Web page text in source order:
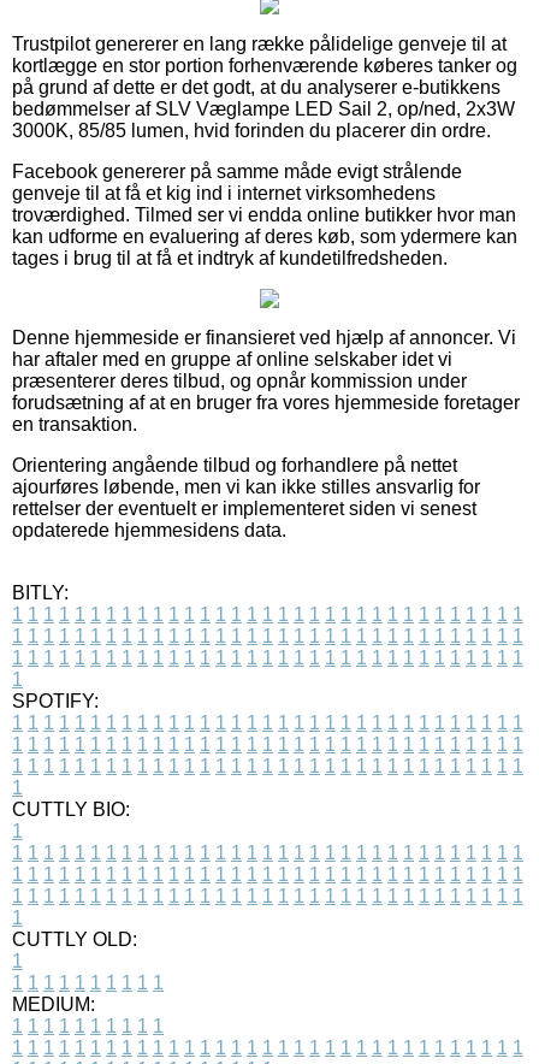
Trustpilot genererer en lang række pålidelige genveje til at
kortlægge en stor portion forhenværende køberes tanker og
på grund af dette er det godt, at du analyserer e-butikkens
bedømmelser af SLV Væglampe LED Sail 2, op/ned, 2x3W
3000K, 85/85 lumen, hvid forinden du placerer din ordre.
Facebook genererer på samme måde evigt strålende
genveje til at få et kig ind i internet virksomhedens
troværdighed. Tilmed ser vi endda online butikker hvor man
kan udforme en evaluering af deres køb, som ydermere kan
tages i brug til at få et indtryk af kundetilfredsheden.
Denne hjemmeside er finansieret ved hjælp af annoncer. Vi
har aftaler med en gruppe af online selskaber idet vi
præsenterer deres tilbud, og opnår kommission under
forudsætning af at en bruger fra vores hjemmeside foretager
en transaktion.
Orientering angående tilbud og forhandlere på nettet
ajourføres løbende, men vi kan ikke stilles ansvarlig for
rettelser der eventuelt er implementeret siden vi senest
opdaterede hjemmesidens data.
BITLY:
1 1 1 1 1 1 1 1 1 1 1 1 1 1 1 1 1 1 1 1 1 1 1 1 1 1 1 1 1 1 1 1 1
1 1 1 1 1 1 1 1 1 1 1 1 1 1 1 1 1 1 1 1 1 1 1 1 1 1 1 1 1 1 1 1 1
1 1 1 1 1 1 1 1 1 1 1 1 1 1 1 1 1 1 1 1 1 1 1 1 1 1 1 1 1 1 1 1 1
1
SPOTIFY:
1 1 1 1 1 1 1 1 1 1 1 1 1 1 1 1 1 1 1 1 1 1 1 1 1 1 1 1 1 1 1 1 1
1 1 1 1 1 1 1 1 1 1 1 1 1 1 1 1 1 1 1 1 1 1 1 1 1 1 1 1 1 1 1 1 1
1 1 1 1 1 1 1 1 1 1 1 1 1 1 1 1 1 1 1 1 1 1 1 1 1 1 1 1 1 1 1 1 1
1
CUTTLY BIO:
1
1 1 1 1 1 1 1 1 1 1 1 1 1 1 1 1 1 1 1 1 1 1 1 1 1 1 1 1 1 1 1 1 1
1 1 1 1 1 1 1 1 1 1 1 1 1 1 1 1 1 1 1 1 1 1 1 1 1 1 1 1 1 1 1 1 1
1 1 1 1 1 1 1 1 1 1 1 1 1 1 1 1 1 1 1 1 1 1 1 1 1 1 1 1 1 1 1 1 1
1
CUTTLY OLD:
1
1 1 1 1 1 1 1 1 1 1
MEDIUM:
1 1 1 1 1 1 1 1 1 1
1 1 1 1 1 1 1 1 1 1 1 1 1 1 1 1 1 1 1 1 1 1 1 1 1 1 1 1 1 1 1 1 1